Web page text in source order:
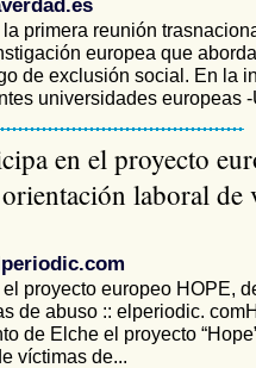
primera reunión
europea que
de exclusión social. En la
universidades europeas -
en el proyecto
laboral de
proyecto europeo HOPE,
de abuso :: elperiodic.
de Elche el proyecto
víctimas de...